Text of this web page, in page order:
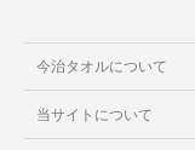
今治タオルについて
当サイトについて